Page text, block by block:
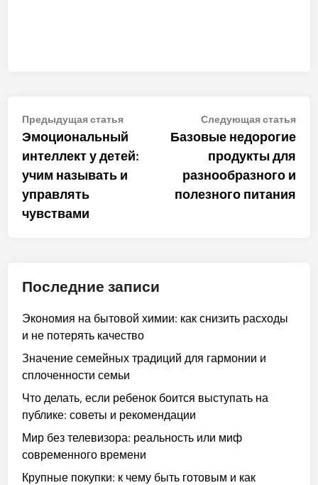
Навигация
по
записям
Предыдущая статьяПредыдущая
статья:
Эмоциональный
интеллект у детей:
учим называть и
управлять
чувствами
Следующая статья
Базовые недорогие
продукты для
разнообразного и
полезного питания
Последние записи
Экономия на бытовой химии: как снизить расходы
и не потерять качество
Значение семейных традиций для гармонии и
сплоченности семьи
Что делать, если ребенок боится выступать на
публике: советы и рекомендации
Мир без телевизора: реальность или миф
современного времени
Крупные покупки: к чему быть готовым и как